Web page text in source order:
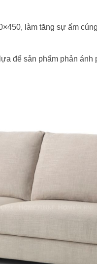
làm tăng sự ấm
để sản phẩm phản ánh